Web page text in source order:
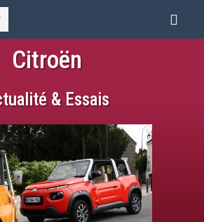
Citroën
& Essais